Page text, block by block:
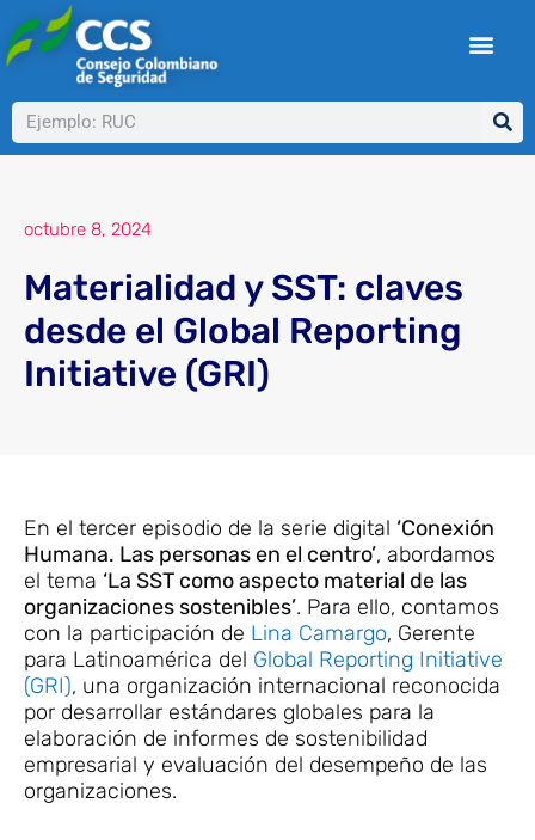
al
contenido
Buscar
octubre 8, 2024
Materialidad y SST: claves
desde el Global Reporting
Initiative (GRI)
En el tercer episodio de la serie digital ‘Conexión
Humana. Las personas en el centro’, abordamos
el tema ‘La SST como aspecto material de las
organizaciones sostenibles’. Para ello, contamos
con la participación de Lina Camargo, Gerente
para Latinoamérica del Global Reporting Initiative
(GRI), una organización internacional reconocida
por desarrollar estándares globales para la
elaboración de informes de sostenibilidad
empresarial y evaluación del desempeño de las
organizaciones.